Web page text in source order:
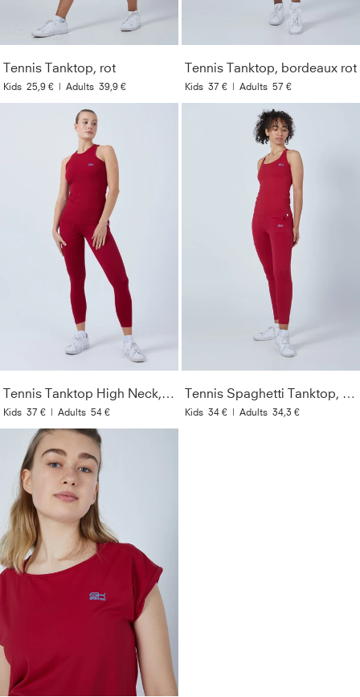
Tennis Tanktop, rot
Kids 25,9 € | Adults 39,9 €
Tennis Tanktop, bordeaux rot
Kids 37 € | Adults 57 €
Tennis Tanktop High Neck, bordeaux rot
Kids 37 € | Adults 54 €
Tennis Spaghetti Tanktop, bordeaux rot
Kids 34 € | Adults 34,3 €